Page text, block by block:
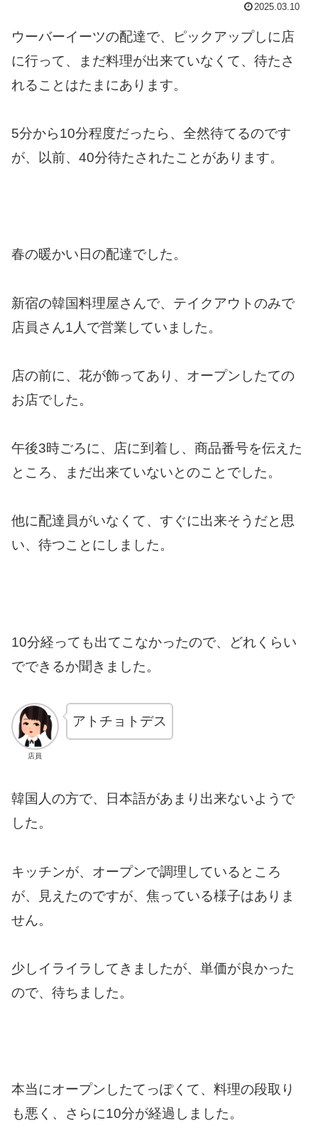
2025.03.10
ウーバーイーツの配達で、ピックアップしに店
に行って、まだ料理が出来ていなくて、待たさ
れることはたまにあります。
5分から10分程度だったら、全然待てるのです
が、以前、40分待たされたことがあります。
春の暖かい日の配達でした。
新宿の韓国料理屋さんで、テイクアウトのみで
店員さん1人で営業していました。
店の前に、花が飾ってあり、オープンしたての
お店でした。
午後3時ごろに、店に到着し、商品番号を伝えた
ところ、まだ出来ていないとのことでした。
他に配達員がいなくて、すぐに出来そうだと思
い、待つことにしました。
10分経っても出てこなかったので、どれくらい
でできるか聞きました。
店員
アトチョトデス
韓国人の方で、日本語があまり出来ないようで
した。
キッチンが、オープンで調理しているところ
が、見えたのですが、焦っている様子はありま
せん。
少しイライラしてきましたが、単価が良かった
ので、待ちました。
本当にオープンしたてっぽくて、料理の段取り
も悪く、さらに10分が経過しました。